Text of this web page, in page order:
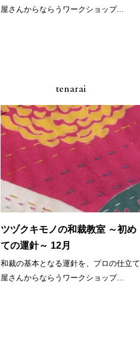
屋さんからならうワークショップ...
tenarai
ツヅクキモノの和裁教室 ～初め
ての運針～ 12月
和裁の基本となる運針を、プロの仕立て
屋さんからならうワークショップ...